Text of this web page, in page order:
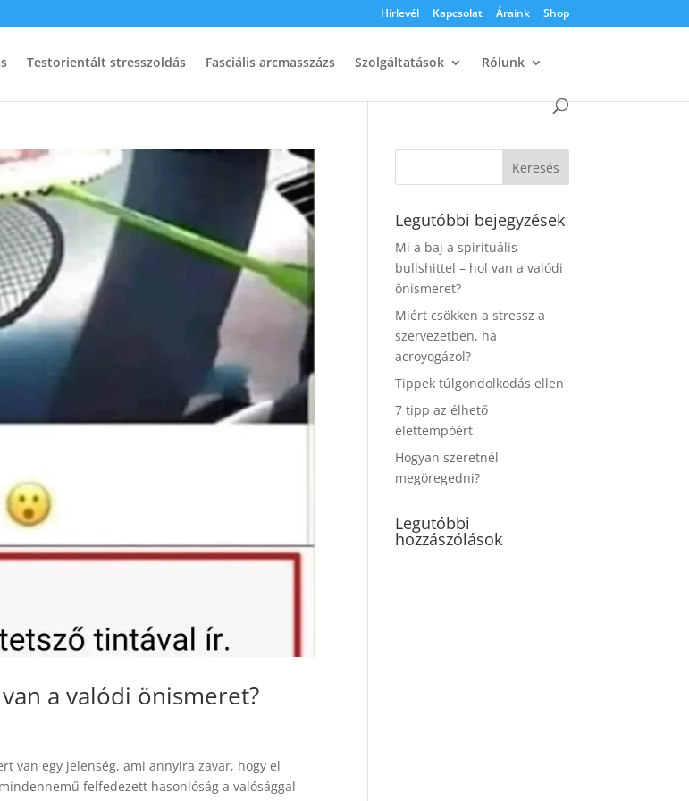
Hírlevél Kapcsolat Áraink Shop
Testorientált stresszoldás Fasciális arcmasszázs Szolgáltatások Rólunk
a valódi önismeret?
van egy jelenség, ami annyira zavar, hogy el
felfedezett hasonlóság a valósággal
Legutóbbi bejegyzések
Mi a baj a spirituális
bullshittel – hol van a valódi
önismeret?
Miért csökken a stressz a
szervezetben, ha
acroyogázol?
Tippek túlgondolkodás ellen
7 tipp az élhető
élettempóért
Hogyan szeretnél
megöregedni?
Legutóbbi
hozzászólások